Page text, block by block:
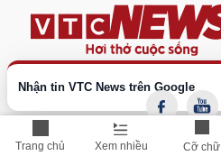
Trang chủ Xem nhiều Cỡ chữ
Nhận tin VTC News trên Google